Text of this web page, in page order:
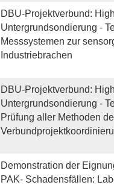
DBU-Projektverbund:
Untergrundsondierung -
Messsystemen zur
Industriebrachen
DBU-Projektverbund:
Untergrundsondierung -
Prüfung aller Methoden
Demonstration der
PAK- Schadensfällen: